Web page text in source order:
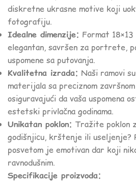
diskretne ukrasne motive koji
fotografiju.
Idealne dimenzije: Format
elegantan, savršen za portrete,
uspomene sa putovanja.
Kvalitetna izrada: Naši ramovi
materijala sa preciznom
osiguravajući da vaša uspomena
estetski privlačna godinama.
Unikatan poklon: Tražite poklon
godišnjicu, krštenje ili useljenje?
posvetom je emotivan dar koji
ravnodušnim.
Specifikacije proizvoda: